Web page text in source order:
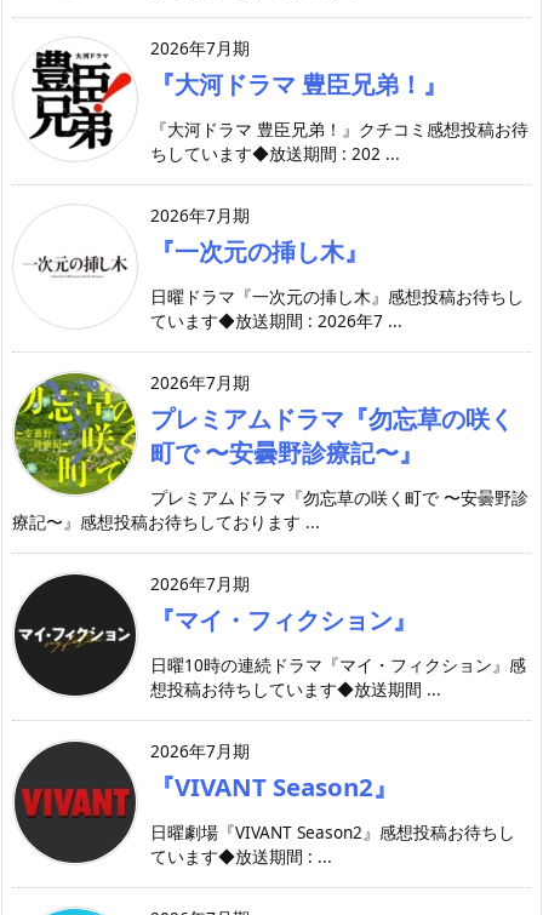
2026年7月期
『大河ドラマ 豊臣兄弟！』
『大河ドラマ 豊臣兄弟！』クチコミ感想投稿お待
ちしています◆放送期間 : 202 ...
2026年7月期
『一次元の挿し木』
日曜ドラマ『一次元の挿し木』感想投稿お待ちし
ています◆放送期間 : 2026年7 ...
2026年7月期
プレミアムドラマ『勿忘草の咲く
町で 〜安曇野診療記〜』
プレミアムドラマ『勿忘草の咲く町で 〜安曇野診
療記〜』感想投稿お待ちしております ...
2026年7月期
『マイ・フィクション』
日曜10時の連続ドラマ『マイ・フィクション』感
想投稿お待ちしています◆放送期間 ...
2026年7月期
『VIVANT Season2』
日曜劇場『VIVANT Season2』感想投稿お待ちし
ています◆放送期間 : ...